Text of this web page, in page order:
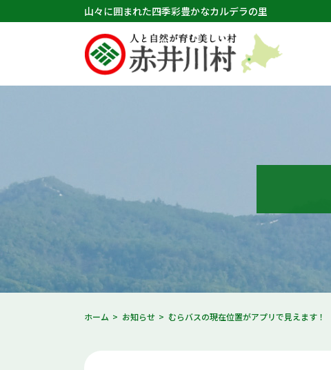
山々に囲まれた四季彩豊かなカルデラの里
ホーム お知らせ むらバスの現在位置がアプリで見えます！